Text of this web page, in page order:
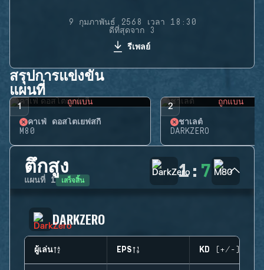
9 กุมภาพันธ์ 2568 เวลา 18:30
ดีที่สุดจาก 3
รีเพลย์
สรุปการแข่งขัน
แผนที่
1 ถูกแบน
คาเฟ่ ดอสโตเยฟสกี้
M80
2 ถูกแบน
ชาเลต์
DARKZERO
ตึกสูง
แผนที่ 1 เสร็จสิ้น 1: 7
DARKZERO
ผู้เล่น EPS KD (+/-)